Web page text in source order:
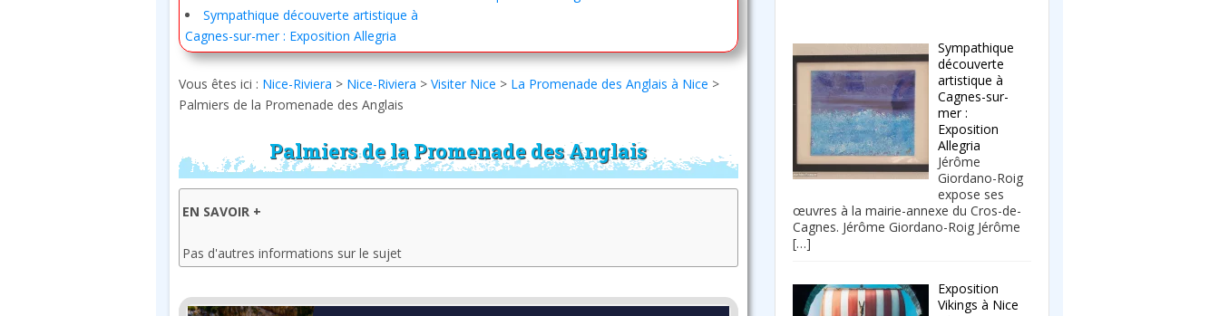
Sympathique découverte artistique à
Cagnes-sur-mer : Exposition Allegria
Vous êtes ici : Nice-Riviera > Nice-Riviera > Visiter Nice > La Promenade des Anglais à Nice >
Palmiers de la Promenade des Anglais
Palmiers de la Promenade des Anglais
EN SAVOIR +
Pas d'autres informations sur le sujet
Sympathique
découverte
artistique à
Cagnes-sur-
mer :
Exposition
Allegria
Jérôme
Giordano-Roig
expose ses
œuvres à la mairie-annexe du Cros-de-
Cagnes. Jérôme Giordano-Roig Jérôme
[…]
Exposition
Vikings à Nice